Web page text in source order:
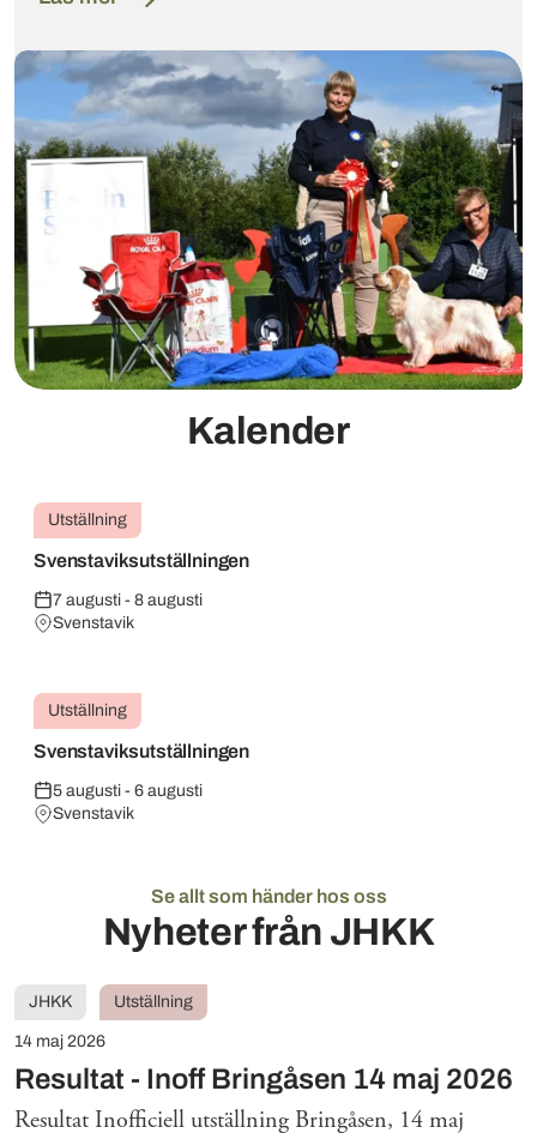
Kalender
Utställning
Svenstaviksutställningen
7 augusti - 8 augusti
Svenstavik
Utställning
Svenstaviksutställningen
5 augusti - 6 augusti
Svenstavik
Se allt som händer hos oss
Nyheter från JHKK
Resultat - Inoff Bringåsen 14 maj 2026
JHKK Utställning
14 maj 2026
Resultat Inofficiell utställning Bringåsen, 14 maj